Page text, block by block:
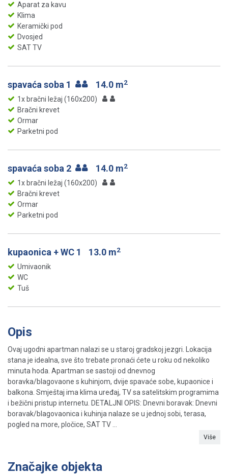
Aparat za kavu
Klima
Keramički pod
Dvosjed
SAT TV
spavaća soba 1 14.0 m2
1x bračni ležaj (160x200)
Bračni krevet
Ormar
Parketni pod
spavaća soba 2 14.0 m2
1x bračni ležaj (160x200)
Bračni krevet
Ormar
Parketni pod
kupaonica + WC 1 13.0 m2
Umivaonik
WC
Tuš
Opis
Ovaj ugodni apartman nalazi se u staroj gradskoj jezgri. Lokacija
stana je idealna, sve što trebate pronaći ćete u roku od nekoliko
minuta hoda. Apartman se sastoji od dnevnog
boravka/blagovaone s kuhinjom, dvije spavaće sobe, kupaonice i
balkona. Smještaj ima klima uređaj, TV sa satelitskim programima
i bežični pristup internetu. DETALJNI OPIS: Dnevni boravak: Dnevni
boravak/blagovaonica i kuhinja nalaze se u jednoj sobi, terasa,
pogled na more, pločice, SAT TV ...
Više
Značajke objekta